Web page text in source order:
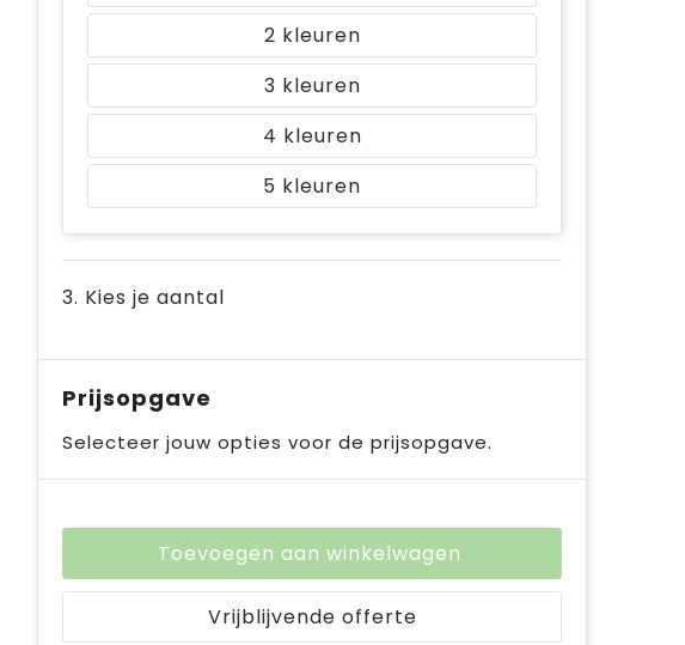
2
3
4
5
3. Kies je aantal
Prijsopgave
Selecteer jouw opties voor de prijsopgave.
Toevoegen aan winkelwagen
Vrijblijvende offerte